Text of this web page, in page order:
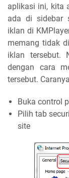
aplikasi ini, kita
ada di sidebar
iklan di
memang tidak
iklan tersebut.
dengan cara
tersebut.
Buka control
Pilih tab
site